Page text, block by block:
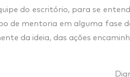
do escritório, para se
de mentoria em alguma fase
da ideia, das ações